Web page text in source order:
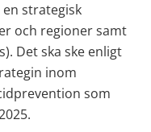
strategisk
och regioner samt
Det ska ske enligt
inom
som